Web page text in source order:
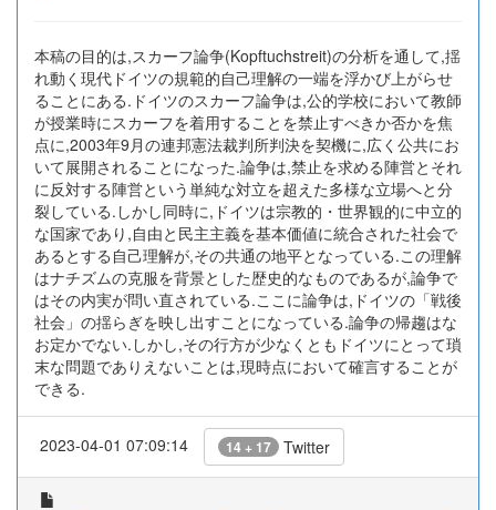
本稿の目的は,スカーフ論争(Kopftuchstreit)の分析を通して,揺
れ動く現代ドイツの規範的自己理解の一端を浮かび上がらせ
ることにある.ドイツのスカーフ論争は,公的学校において教師
が授業時にスカーフを着用することを禁止すべきか否かを焦
点に,2003年9月の連邦憲法裁判所判決を契機に,広く公共にお
いて展開されることになった.論争は,禁止を求める陣営とそれ
に反対する陣営という単純な対立を超えた多様な立場へと分
裂している.しかし同時に,ドイツは宗教的・世界観的に中立的
な国家であり,自由と民主主義を基本価値に統合された社会で
あるとする自己理解が,その共通の地平となっている.この理解
はナチズムの克服を背景とした歴史的なものであるが,論争で
はその内実が問い直されている.ここに論争は,ドイツの「戦後
社会」の揺らぎを映し出すことになっている.論争の帰趨はな
お定かでない.しかし,その行方が少なくともドイツにとって瑣
末な問題でありえないことは,現時点において確言することが
できる.
2023-04-01 07:09:14 14 + 17 Twitter